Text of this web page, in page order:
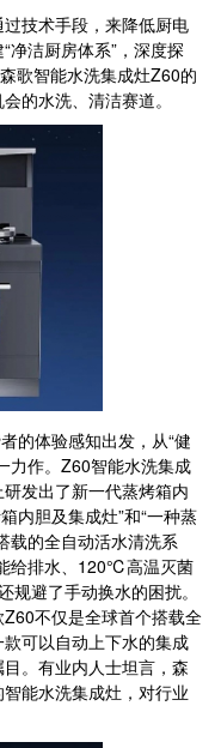
技术手段，来降低厨电
净洁厨房体系”，深度探
歌智能水洗集成灶Z60的
的水洗、清洁赛道。
体验感知出发，从“健
力作。Z60智能水洗集成
发出了新一代蒸烤箱内
内胆及集成灶”和“一种蒸
载的全自动活水清洗系
给排水、120℃高温灭菌
避了手动换水的困扰。
不仅是全球首个搭载全
可以自动上下水的集成
。有业内人士坦言，森
能水洗集成灶，对行业